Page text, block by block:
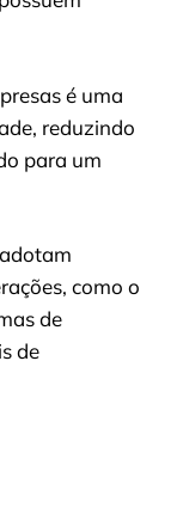
é uma
reduzindo
para um
como o
de
de